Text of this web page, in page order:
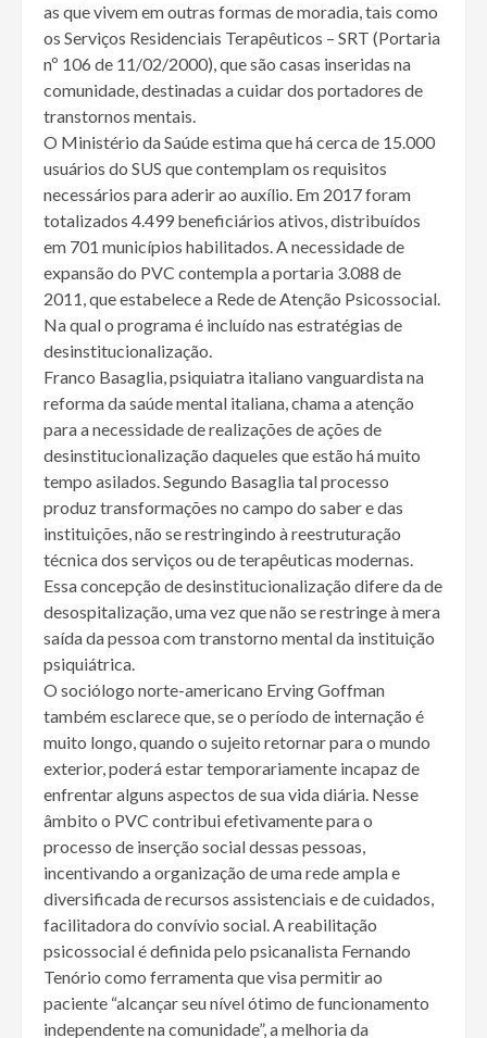
as que vivem em outras formas de moradia, tais como
os Serviços Residenciais Terapêuticos – SRT (Portaria
nº 106 de 11/02/2000), que são casas inseridas na
comunidade, destinadas a cuidar dos portadores de
transtornos mentais.
O Ministério da Saúde estima que há cerca de 15.000
usuários do SUS que contemplam os requisitos
necessários para aderir ao auxílio. Em 2017 foram
totalizados 4.499 beneficiários ativos, distribuídos
em 701 municípios habilitados. A necessidade de
expansão do PVC contempla a portaria 3.088 de
2011, que estabelece a Rede de Atenção Psicossocial.
Na qual o programa é incluído nas estratégias de
desinstitucionalização.
Franco Basaglia, psiquiatra italiano vanguardista na
reforma da saúde mental italiana, chama a atenção
para a necessidade de realizações de ações de
desinstitucionalização daqueles que estão há muito
tempo asilados. Segundo Basaglia tal processo
produz transformações no campo do saber e das
instituições, não se restringindo à reestruturação
técnica dos serviços ou de terapêuticas modernas.
Essa concepção de desinstitucionalização difere da de
desospitalização, uma vez que não se restringe à mera
saída da pessoa com transtorno mental da instituição
psiquiátrica.
O sociólogo norte-americano Erving Goffman
também esclarece que, se o período de internação é
muito longo, quando o sujeito retornar para o mundo
exterior, poderá estar temporariamente incapaz de
enfrentar alguns aspectos de sua vida diária. Nesse
âmbito o PVC contribui efetivamente para o
processo de inserção social dessas pessoas,
incentivando a organização de uma rede ampla e
diversificada de recursos assistenciais e de cuidados,
facilitadora do convívio social. A reabilitação
psicossocial é definida pelo psicanalista Fernando
Tenório como ferramenta que visa permitir ao
paciente “alcançar seu nível ótimo de funcionamento
independente na comunidade”, a melhoria da